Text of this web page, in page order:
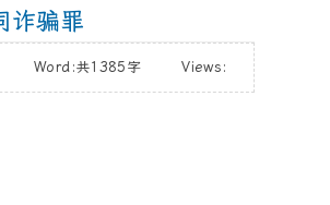
处置专栏
诈骗罪
Word:共1385字Views: